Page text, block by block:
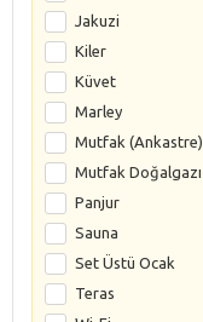
Jakuzi
Kiler
Küvet
Marley
Mutfak (Ankastre)
Mutfak Doğalgazı
Panjur
Sauna
Set Üstü Ocak
Teras